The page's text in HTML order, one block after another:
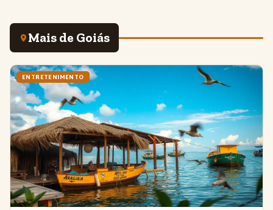
Mais de Goiás
ENTRETENIMENTO